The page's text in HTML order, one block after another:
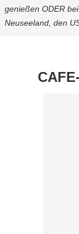
genießen ODER
Neuseeland, den